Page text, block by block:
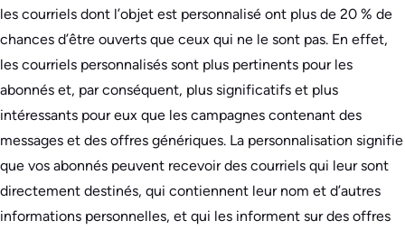
les courriels dont l’objet est personnalisé ont plus de 20 % de
chances d’être ouverts que ceux qui ne le sont pas. En effet,
les courriels personnalisés sont plus pertinents pour les
abonnés et, par conséquent, plus significatifs et plus
intéressants pour eux que les campagnes contenant des
messages et des offres génériques. La personnalisation signifie
que vos abonnés peuvent recevoir des courriels qui leur sont
directement destinés, qui contiennent leur nom et d’autres
informations personnelles, et qui les informent sur des offres